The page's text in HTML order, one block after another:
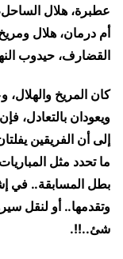
عطبرة، هلال
أم درمان، هلال
القضارف، حيدوب
كان المريخ
ويعودان بالتعادل،
إلى أن الفريقين
ما تحدد مثل
بطل المسابقة.. في
وتقدمها.. أو لنقل
شئ..!!.